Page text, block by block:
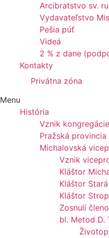
Arcibratstvo sv.
Vydavateľstvo
Pešia púť
Videá
2 % z dane
Kontakty
Privátna zóna
Menu
História
Vznik kongregácie
Pražská provincia
Michalovská
Vznik
Kláštor
Kláštor
Kláštor
Zosnulí
bl. Metod D.